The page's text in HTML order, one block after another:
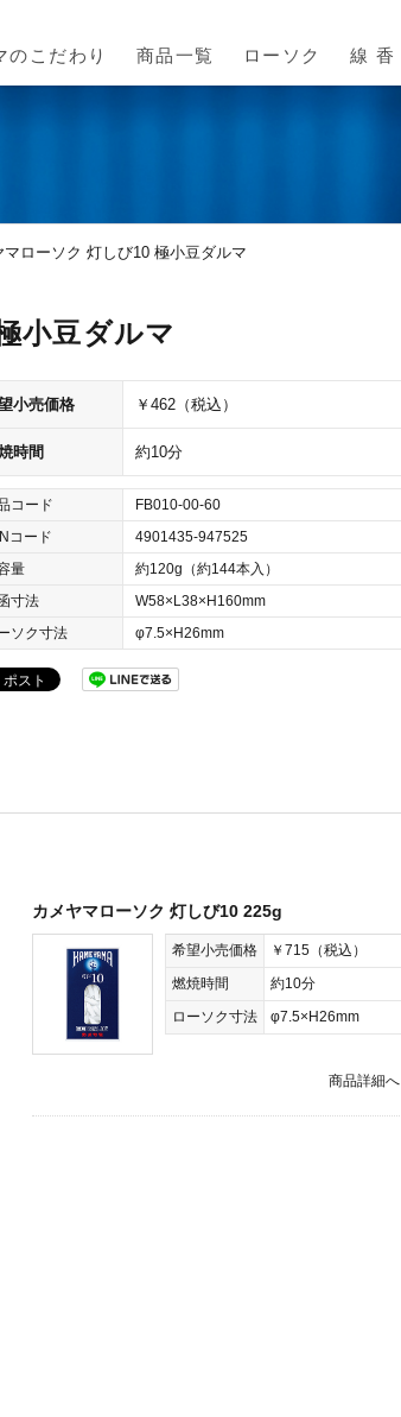
のこだわり 商品一覧 ローソク 線 香
マローソク 灯しび10 極小豆ダルマ
小豆ダルマ
小売価格 ￥462（税込）
時間 約10分
コード
FB010-00-60
コード
4901435-947525
量
約120g（約144本入）
寸法
W58×L38×H160mm
ソク寸法
φ7.5×H26mm
カメヤマローソク 灯しび10 225g
希望小売価格
￥715（税込）
燃焼時間
約10分
ローソク寸法
φ7.5×H26mm
商品詳細へ